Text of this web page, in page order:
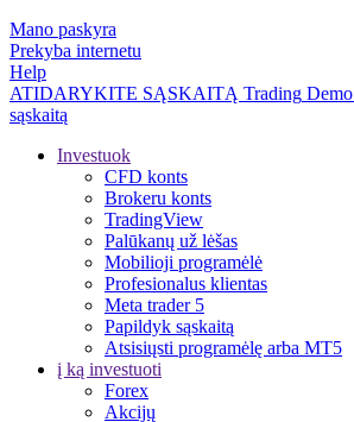
Mano paskyra
Prekyba internetu
Help
ATIDARYKITE SĄSKAITĄ Trading Demo
sąskaitą
Investuok
CFD konts
Brokeru konts
TradingView
Palūkanų už lėšas
Mobilioji programėlė
Profesionalus klientas
Meta trader 5
Papildyk sąskaitą
Atsisiųsti programėlę arba MT5
į ką investuoti
Forex
Akcijų